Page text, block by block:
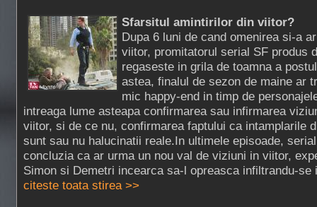
Sfarsitul amintirilor din viitor?
Dupa 6 luni de cand omenirea si-a
viitor, promitatorul serial SF produs
regaseste in grila de toamna a
astea, finalul de sezon de maine ar
mic happy-end in timp de
intreaga lume asteapa confirmarea sau infirmarea
viitor, si de ce nu, confirmarea faptului ca intamplarile
sunt sau nu halucinatii reale.In ultimele episoade,
concluzia ca ar urma un nou val de viziuni in viitor,
Simon si Demetri incearca sa-l opreasca infiltrandu-se
citeste toata stirea >>